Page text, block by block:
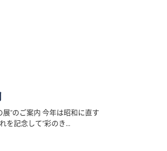
”のご案内 今年は昭和に直す
を記念して”彩のき...